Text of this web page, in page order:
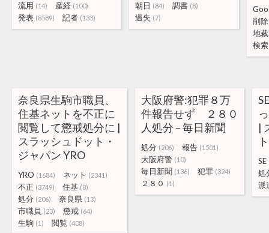
流用 (14) 産経 (100)
発表 (8589) 記者 (133)
朝日 (84) 調書 (8)
過失 (7)
削除
地裁
検索
奈良県生駒市職員、
住基ネットを不正に
閲覧して懲戒処分に |
スラッシュドット・
ジャパン YRO
YRO (1684) ネット (2341)
不正 (3749) 住基 (8)
処分 (206) 奈良県 (13)
市職員 (23) 懲戒 (64)
生駒 (1) 閲覧 (408)
大阪府警:犯罪８万
件報告せず ２８０
人処分 – 毎日新聞
処分 (206) 報告 (1501)
大阪府警 (10)
毎日新聞 (136) 犯罪 (324)
２８０ (1)
|
SE
処
派